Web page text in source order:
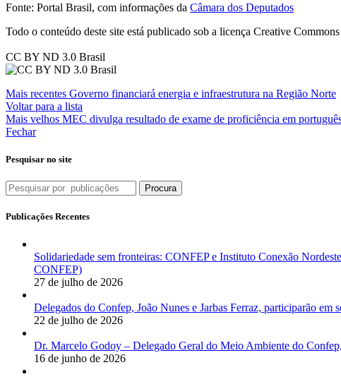
Fonte: Portal Brasil, com informações da Câmara dos Deputados
Todo o conteúdo deste site está publicado sob a licença Creative Commons
CC BY ND 3.0 Brasil
Mais recentes Governo financiará energia e infraestrutura na Região Norte
Voltar para a lista
Mais velhos MEC divulga resultado de exame de proficiência em
Fechar
Pesquisar no site
Procura
Publicações Recentes
Solidariedade sem fronteiras: CONFEP e Instituto Conexão
CONFEP)
27 de julho de 2026
Delegados do Confep, João Nunes e Jarbas Ferraz, participarão
22 de julho de 2026
Dr. Marcelo Godoy – Delegado Geral do Meio Ambiente do
16 de junho de 2026